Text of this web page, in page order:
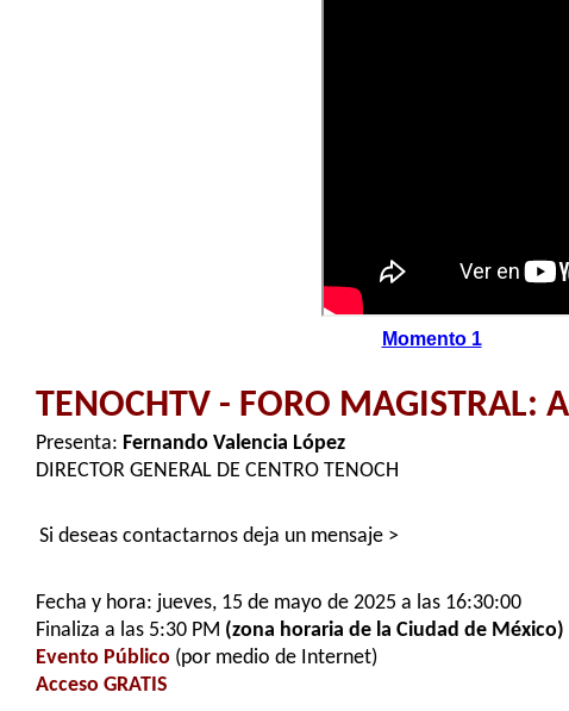
Momento 1
TENOCHTV - FORO MAGISTRAL:
Presenta: Fernando Valencia López
DIRECTOR GENERAL DE CENTRO TENOCH
Si deseas contactarnos deja un mensaje >
Fecha y hora: jueves, 15 de mayo de 2025 a las 16:30:00
Finaliza a las 5:30 PM (zona horaria de la Ciudad de México)
Evento Público (por medio de Internet)
Acceso GRATIS